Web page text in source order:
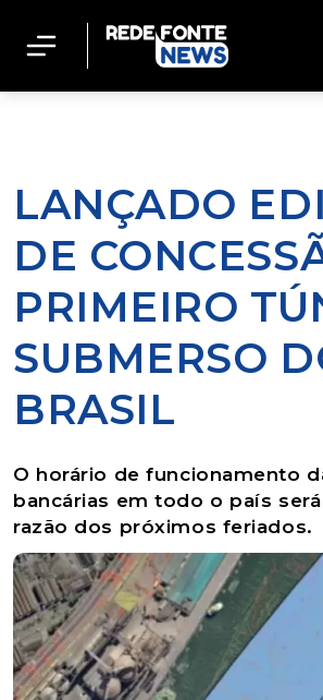
LANÇADO
DE
PRIMEIRO
SUBMERSO
BRASIL
O horário de funcionamento
bancárias em todo o país
razão dos próximos feriados.